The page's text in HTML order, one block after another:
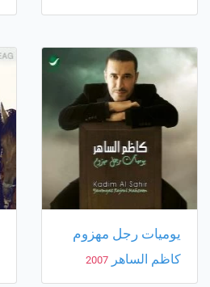
يوميات رجل مهزوم
كاظم الساهر 2007